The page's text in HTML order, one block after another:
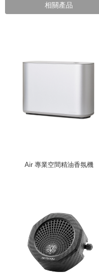
相關產品
Air 專業空間精油香氛機